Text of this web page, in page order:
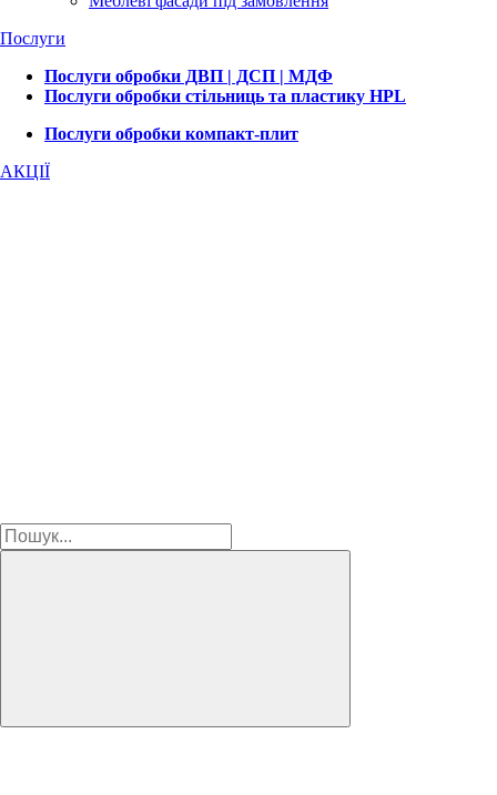
Послуги
Послуги обробки ДВП | ДСП | МДФ
Послуги обробки стільниць та пластику HPL
Послуги обробки компакт-плит
АКЦІЇ